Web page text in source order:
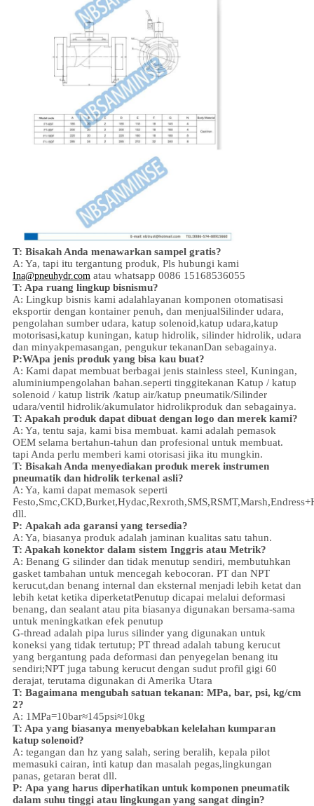
T: Bisakah Anda menawarkan sampel gratis?
A: Ya, tapi itu tergantung produk, Pls hubungi kami
Ina@pneuhydr.com atau whatsapp 0086 15168536055
T: Apa ruang lingkup bisnismu?
A: Lingkup bisnis kami adalahlayanan komponen otomatisasi
eksportir dengan kontainer penuh, dan menjualSilinder udara,
pengolahan sumber udara, katup solenoid,katup udara,katup
motorisasi,katup kuningan, katup hidrolik, silinder hidrolik, udara
dan minyakpemasangan, pengukur tekananDan sebagainya.
P:WApa jenis produk yang bisa kau buat?
A: Kami dapat membuat berbagai jenis stainless steel, Kuningan,
aluminiumpengolahan bahan.seperti tinggitekanan Katup / katup
solenoid / katup listrik /katup air/katup pneumatik/Silinder
udara/ventil hidrolik/akumulator hidrolikproduk dan sebagainya.
T: Apakah produk dapat dibuat dengan logo dan merek kami?
A: Ya, tentu saja, kami bisa membuat. kami adalah pemasok
OEM selama bertahun-tahun dan profesional untuk membuat.
tapi Anda perlu memberi kami otorisasi jika itu mungkin.
T: Bisakah Anda menyediakan produk merek instrumen
pneumatik dan hidrolik terkenal asli?
A: Ya, kami dapat memasok seperti
dll.
P: Apakah ada garansi yang tersedia?
A: Ya, biasanya produk adalah jaminan kualitas satu tahun.
T: Apakah konektor dalam sistem Inggris atau Metrik?
A: Benang G silinder dan tidak menutup sendiri, membutuhkan
gasket tambahan untuk mencegah kebocoran. PT dan NPT
kerucut,dan benang internal dan eksternal menjadi lebih ketat dan
lebih ketat ketika diperketatPenutup dicapai melalui deformasi
benang, dan sealant atau pita biasanya digunakan bersama-sama
untuk meningkatkan efek penutup
G-thread adalah pipa lurus silinder yang digunakan untuk
koneksi yang tidak tertutup; PT thread adalah tabung kerucut
yang bergantung pada deformasi dan penyegelan benang itu
sendiri;NPT juga tabung kerucut dengan sudut profil gigi 60
derajat, terutama digunakan di Amerika Utara
T: Bagaimana mengubah satuan tekanan: MPa, bar, psi, kg/cm
2?
A: 1MPa=10bar≈145psi≈10kg
T: Apa yang biasanya menyebabkan kelelahan kumparan
katup solenoid?
A: tegangan dan hz yang salah, sering beralih, kepala pilot
memasuki cairan, inti katup dan masalah pegas,lingkungan
panas, getaran berat dll.
P: Apa yang harus diperhatikan untuk komponen pneumatik
dalam suhu tinggi atau lingkungan yang sangat dingin?